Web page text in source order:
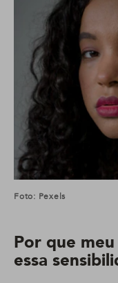
Foto: Pexels
Por que
essa